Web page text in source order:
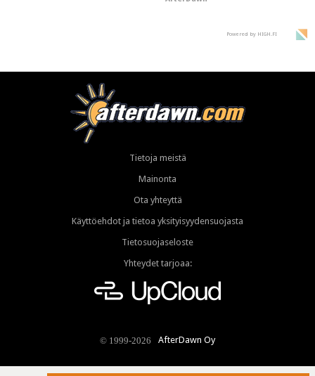
- vaikuttaa tekoälyn
Powered by HIGH.FI
Tietoja meistä
Mainonta
Ota yhteyttä
Käyttöehdot ja tietoa yksityisyydensuojasta
Tietosuojaseloste
Yhteydet tarjoaa:
© 1999-2026 AfterDawn Oy